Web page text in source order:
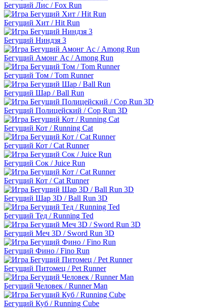
Бегущий Лис / Fox Run
Бегущий Хит / Hit Run
Бегущий Ниндзя 3
Бегущий Амонг Ас / Among Run
Бегущий Том / Tom Runner
Бегущий Шар / Ball Run
Бегущий Полицейский / Cop Run 3D
Бегущий Кот / Running Cat
Бегущий Кот / Cat Runner
Бегущий Сок / Juice Run
Бегущий Кот / Cat Runner
Бегущий Шар 3D / Ball Run 3D
Бегущий Тед / Running Ted
Бегущий Меч 3D / Sword Run 3D
Бегущий Фино / Fino Run
Бегущий Питомец / Pet Runner
Бегущий Человек / Runner Man
Бегущий Куб / Running Cube